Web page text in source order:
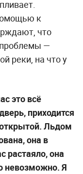
к
что
—
реки, на что у
это всё
приходится
Льдом
она в
растаяло, она
невозможно. Я